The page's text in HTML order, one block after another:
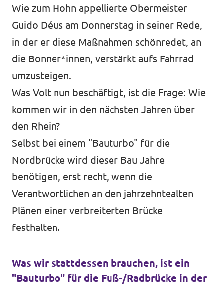
Wie zum Hohn appellierte Obermeister
Guido Déus am Donnerstag in seiner Rede,
in der er diese Maßnahmen schönredet, an
die Bonner*innen, verstärkt aufs Fahrrad
umzusteigen.
Was Volt nun beschäftigt, ist die Frage: Wie
kommen wir in den nächsten Jahren über
den Rhein?
Selbst bei einem "Bauturbo" für die
Nordbrücke wird dieser Bau Jahre
benötigen, erst recht, wenn die
Verantwortlichen an den jahrzehntealten
Plänen einer verbreiterten Brücke
festhalten.
Was wir stattdessen brauchen, ist ein
"Bauturbo" für die Fuß-/Radbrücke in der